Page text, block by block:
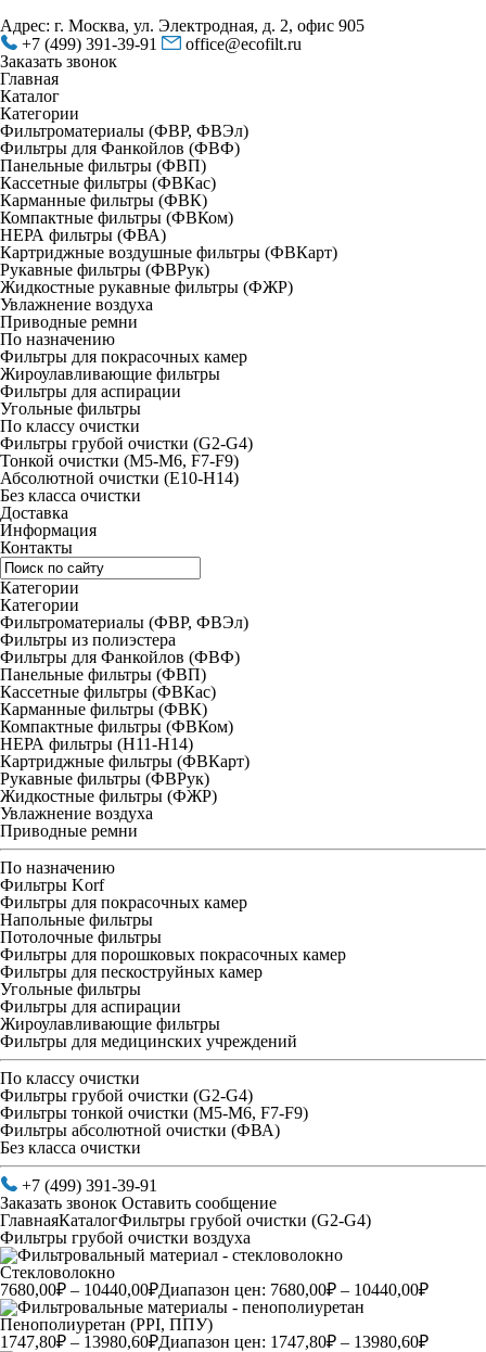
Адрес: г. Москва, ул. Электродная, д. 2, офис 905
+7 (499) 391-39-91
office@ecofilt.ru
Заказать звонок
Главная
Каталог
Категории
Фильтроматериалы (ФВР, ФВЭл)
Фильтры для Фанкойлов (ФВФ)
Панельные фильтры (ФВП)
Кассетные фильтры (ФВКас)
Карманные фильтры (ФВК)
Компактные фильтры (ФВКом)
НЕРА фильтры (ФВА)
Картриджные воздушные фильтры (ФВКарт)
Рукавные фильтры (ФВРук)
Жидкостные рукавные фильтры (ФЖР)
Увлажнение воздуха
Приводные ремни
По назначению
Фильтры для покрасочных камер
Жироулавливающие фильтры
Фильтры для аспирации
Угольные фильтры
По классу очистки
Фильтры грубой очистки (G2-G4)
Тонкой очистки (М5-М6, F7-F9)
Абсолютной очистки (Е10-H14)
Без класса очистки
Доставка
Информация
Контакты
Категории
Категории
Фильтроматериалы (ФВР, ФВЭл)
Фильтры из полиэстера
Фильтры для Фанкойлов (ФВФ)
Панельные фильтры (ФВП)
Кассетные фильтры (ФВКас)
Карманные фильтры (ФВК)
Компактные фильтры (ФВКом)
НЕРА фильтры (H11-H14)
Картриджные фильтры (ФВКарт)
Рукавные фильтры (ФВРук)
Жидкостные фильтры (ФЖР)
Увлажнение воздуха
Приводные ремни
По назначению
Фильтры Korf
Фильтры для покрасочных камер
Напольные фильтры
Потолочные фильтры
Фильтры для порошковых покрасочных камер
Фильтры для пескоструйных камер
Угольные фильтры
Фильтры для аспирации
Жироулавливающие фильтры
Фильтры для медицинских учреждений
По классу очистки
Фильтры грубой очистки (G2-G4)
Фильтры тонкой очистки (М5-М6, F7-F9)
Фильтры абсолютной очистки (ФВА)
Без класса очистки
+7 (499) 391-39-91
Заказать звонок Оставить сообщение
ГлавнаяКаталогФильтры грубой очистки (G2-G4)
Фильтры грубой очистки воздуха
Стекловолокно
7680,00₽ – 10440,00₽Диапазон цен: 7680,00₽ – 10440,00₽
Пенополиуретан (PPI, ППУ)
1747,80₽ – 13980,60₽Диапазон цен: 1747,80₽ – 13980,60₽